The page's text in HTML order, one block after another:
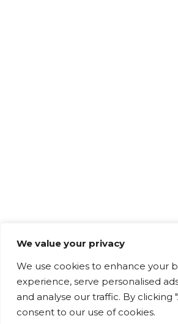
We value your privacy
We use cookies to enhance your
experience, serve personalised
and analyse our traffic. By clicking
consent to our use of cookies.